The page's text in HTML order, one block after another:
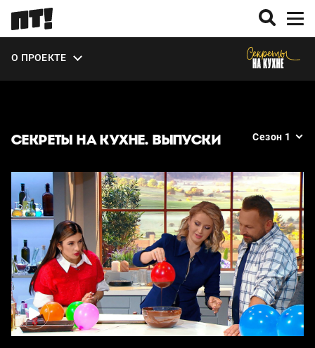
О ПРОЕКТЕ
ВЫПУСКИ
СЕКРЕТЫ НА КУХНЕ. ВЫПУСКИ Сезон 1